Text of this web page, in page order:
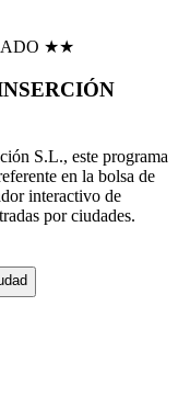
★★
S.L., este programa
en la bolsa de
interactivo de
por ciudades.